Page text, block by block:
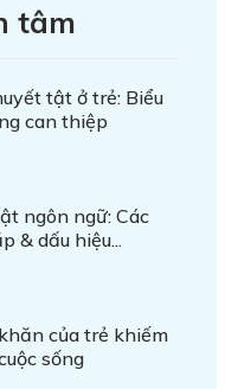
tâm
tật ở trẻ: Biểu
can thiệp
ngôn ngữ: Các
& dấu hiệu...
của trẻ khiếm
sống